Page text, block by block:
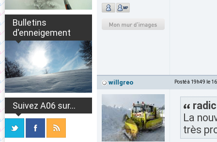
Bulletins
d'enneigement
Suivez A06 sur...
willgreo Posté à 19h49 le
La
très